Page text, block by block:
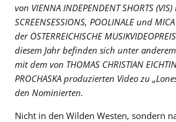
von VIENNA INDEPENDENT SHORTS
SCREENSESSIONS, POOLINALE und
der ÖSTERREICHISCHE
diesem Jahr befinden sich unter anderem
mit dem von THOMAS CHRISTIAN
PROCHASKA produzierten Video zu
den Nominierten.
Nicht in den Wilden Westen, sondern